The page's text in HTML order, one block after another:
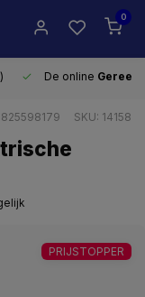
0
De online
SKU: 14158
PRIJSTOPPER